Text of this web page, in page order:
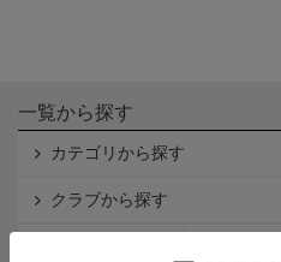
一覧から探す
カテゴリから探す
クラブから探す